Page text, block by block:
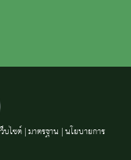
บไซต์|มาตรฐาน |นโยบายการ